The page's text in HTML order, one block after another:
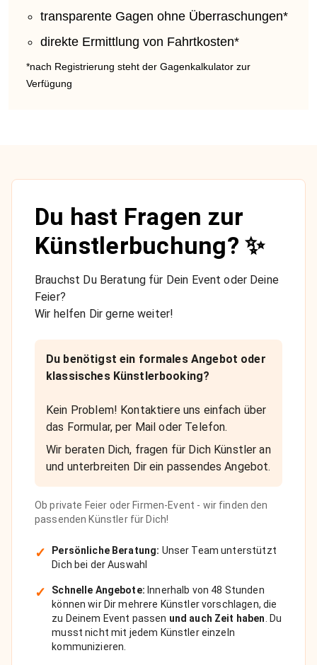
transparente Gagen ohne Überraschungen*
direkte Ermittlung von Fahrtkosten*
*nach Registrierung steht der Gagenkalkulator zur
Verfügung
Du hast Fragen zur
Künstlerbuchung? ✨
Brauchst Du Beratung für Dein Event oder Deine
Feier?
Wir helfen Dir gerne weiter!
Du benötigst ein formales Angebot oder
klassisches Künstlerbooking?
Kein Problem! Kontaktiere uns einfach über
das Formular, per Mail oder Telefon.
Wir beraten Dich, fragen für Dich Künstler an
und unterbreiten Dir ein passendes Angebot.
Ob private Feier oder Firmen-Event - wir finden den
passenden Künstler für Dich!
✓ Persönliche Beratung: Unser Team unterstützt
Dich bei der Auswahl
✓ Schnelle Angebote: Innerhalb von 48 Stunden
können wir Dir mehrere Künstler vorschlagen, die
zu Deinem Event passen und auch Zeit haben . Du
musst nicht mit jedem Künstler einzeln
kommunizieren.